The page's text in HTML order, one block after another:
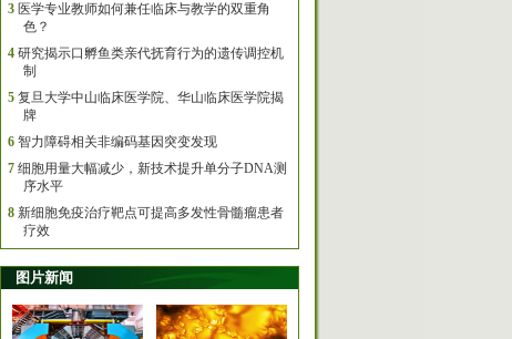
3 医学专业教师如何兼任临床与教学的双重角
色？
4 研究揭示口孵鱼类亲代抚育行为的遗传调控机
制
5 复旦大学中山临床医学院、华山临床医学院揭
牌
6 智力障碍相关非编码基因突变发现
7 细胞用量大幅减少，新技术提升单分子DNA测
序水平
8 新细胞免疫治疗靶点可提高多发性骨髓瘤患者
疗效
图片新闻